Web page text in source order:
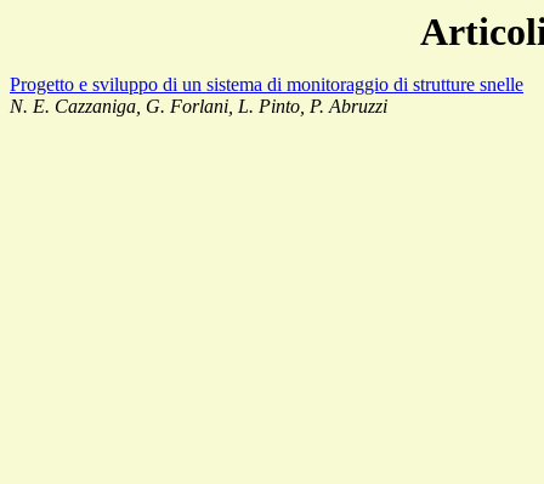
Progetto e sviluppo di un sistema di monitoraggio di strutture snelle
N. E. Cazzaniga, G. Forlani, L. Pinto, P. Abruzzi